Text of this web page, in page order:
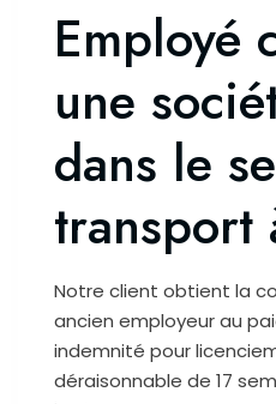
Employé
une
dans le
transport
Notre client obtient la
ancien employeur au
indemnité pour
déraisonnable de 17